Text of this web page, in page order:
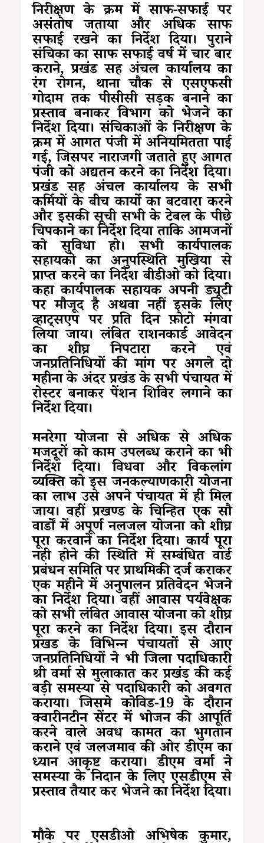
निरीक्षण के क्रम में साफ-सफाई पर
असंतोष जताया और अधिक साफ
सफाई रखने का निर्देश दिया। पुराने
संचिका का साफ सफाई वर्ष में चार बार
कराने, प्रखंड सह अंचल कार्यालय का
रंग रोगन, थाना चौक से एसएफसी
गोदाम तक पीसीसी सड़क बनाने का
प्रस्ताव बनाकर विभाग को भेजने का
निर्देश दिया। संचिकाओं के निरीक्षण के
क्रम में आगत पंजी में अनियमितता पाई
गई, जिसपर नाराजगी जताते हुए आगत
पंजी को अद्यतन करने का निर्देश दिया।
प्रखंड सह अंचल कार्यालय के सभी
कर्मियों के बीच कार्यो का बटवारा करने
और इसकी सूची सभी के टेबल के पीछे
चिपकाने का निर्देश दिया ताकि आमजनों
को सुविधा हो। सभी कार्यपालक
सहायको का अनुपस्थिति मुखिया से
प्राप्त करने का निर्देश बीडीओ को दिया।
कहा कार्यपालक सहायक अपनी ड्यूटी
पर मौजूद है अथवा नहीं इसके लिए
व्हाट्सएप पर प्रति दिन फ़ोटो मंगवा
लिया जाय। लंबित राशनकार्ड आवेदन
का शीघ्र निपटारा करने एवं
जनप्रतिनिधियों की मांग पर अगले दो
महीना के अंदर प्रखंड के सभी पंचायत में
रोस्टर बनाकर पेंशन शिविर लगाने का
निर्देश दिया।
मनरेगा योजना से अधिक से अधिक
मजदूरों को काम उपलब्ध कराने का भी
निर्देश दिया। विधवा और विकलांग
व्यक्ति को इस जनकल्याणकारी योजना
का लाभ उसे अपने पंचायत में ही मिल
जाय। वहीं प्रखण्ड के चिन्हित एक सौ
वार्डों में अपूर्ण नलजल योजना को शीघ्र
पूरा करवाने का निर्देश दिया। कार्य पूरा
नही होने की स्थिति में सम्बंधित वार्ड
प्रबंधन समिति पर प्राथमिकी दर्ज कराकर
एक महीने में अनुपालन प्रतिवेदन भेजने
का निर्देश दिया। वहीं आवास पर्यवेक्षक
को सभी लंबित आवास योजना को शीघ्र
पूरा करने का निर्देश दिया। इस दौरान
प्रखड के विभिन्न पंचायतों से आए
जनप्रतिनिधियों ने भी जिला पदाधिकारी
श्री वर्मा से मुलाकात कर प्रखंड की कई
बड़ी समस्या से पदाधिकारी को अवगत
कराया। जिसमे कोविड-19 के दौरान
क्वारीनटीन सेंटर में भोजन की आपूर्ति
करने वाले अवध कामत का भुगतान
कराने एवं जलजमाव की ओर डीएम का
ध्यान आकृष्ट कराया। डीएम वर्मा ने
समस्या के निदान के लिए एसडीएम से
प्रस्ताव तैयार कर भेजने का निर्देश दिया।
मौके पर एसडीओ अभिषेक कुमार,